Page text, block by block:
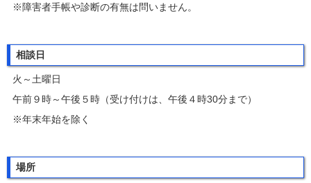
※障害者手帳や診断の有無は問いません。
相談日
火～土曜日
午前９時～午後５時（受け付けは、午後４時30分まで）
※年末年始を除く
場所